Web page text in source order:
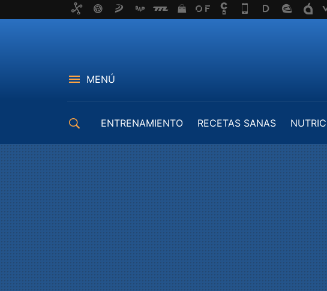
MENÚ
ENTRENAMIENTO RECETAS SANAS